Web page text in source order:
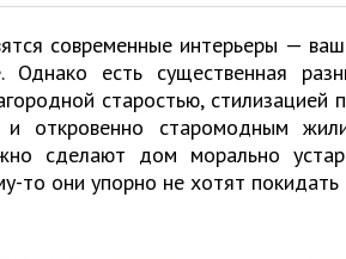
современные интерьеры —
Однако есть существенная
старостью, стилизацией
и откровенно старомодным
сделают дом морально
то они упорно не хотят покидать